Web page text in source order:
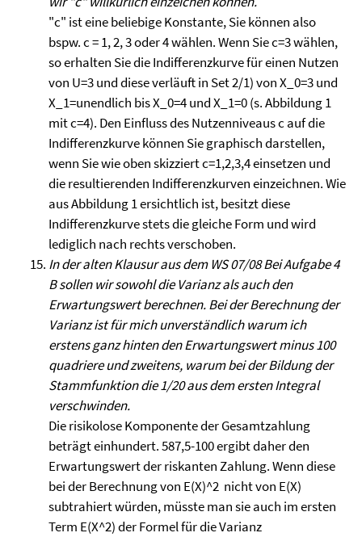
"c" ist eine beliebige Konstante, Sie können also
bspw. c = 1, 2, 3 oder 4 wählen. Wenn Sie c=3 wählen,
so erhalten Sie die Indifferenzkurve für einen Nutzen
von U=3 und diese verläuft in Set 2/1) von X_0=3 und
X_1=unendlich bis X_0=4 und X_1=0 (s. Abbildung 1
mit c=4). Den Einfluss des Nutzenniveaus c auf die
Indifferenzkurve können Sie graphisch darstellen,
wenn Sie wie oben skizziert c=1,2,3,4 einsetzen und
die resultierenden Indifferenzkurven einzeichnen. Wie
aus Abbildung 1 ersichtlich ist, besitzt diese
Indifferenzkurve stets die gleiche Form und wird
lediglich nach rechts verschoben.
In der alten Klausur aus dem WS 07/08 Bei Aufgabe 4
B sollen wir sowohl die Varianz als auch den
Erwartungswert berechnen. Bei der Berechnung der
Varianz ist für mich unverständlich warum ich
erstens ganz hinten den Erwartungswert minus 100
quadriere und zweitens, warum bei der Bildung der
Stammfunktion die 1/20 aus dem ersten Integral
verschwinden.
Die risikolose Komponente der Gesamtzahlung
beträgt einhundert. 587,5-100 ergibt daher den
Erwartungswert der riskanten Zahlung. Wenn diese
bei der Berechnung von E(X)^2 nicht von E(X)
subtrahiert würden, müsste man sie auch im ersten
Term E(X^2) der Formel für die Varianz